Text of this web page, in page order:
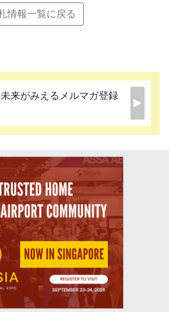
情報一覧に戻る
来がみえるメルマガ登録